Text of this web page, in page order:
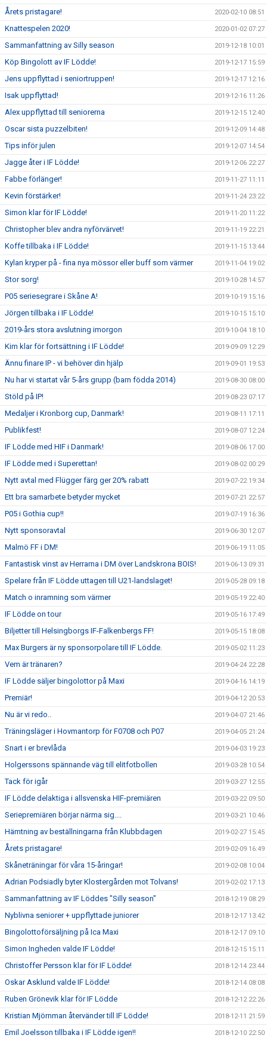
Årets pristagare! 2020-02-10 08:51
Knattespelen 2020! 2020-01-02 07:27
Sammanfattning av Silly season 2019-12-18 10:01
Köp Bingolott av IF Lödde! 2019-12-17 15:59
Jens uppflyttad i seniortruppen! 2019-12-17 12:16
Isak uppflyttad! 2019-12-16 11:26
Alex uppflyttad till seniorerna 2019-12-15 12:40
Oscar sista puzzelbiten! 2019-12-09 14:48
Tips inför julen 2019-12-07 14:54
Jagge åter i IF Lödde! 2019-12-06 22:27
Fabbe förlänger! 2019-11-27 11:11
Kevin förstärker! 2019-11-24 23:22
Simon klar för IF Lödde! 2019-11-20 11:22
Christopher blev andra nyförvärvet! 2019-11-19 22:21
Koffe tillbaka i IF Lödde! 2019-11-15 13:44
Kylan kryper på - fina nya mössor eller buff som värmer 2019-11-04 19:02
Stor sorg! 2019-10-28 14:57
P05 seriesegrare i Skåne A! 2019-10-19 15:16
Jörgen tillbaka i IF Lödde! 2019-10-15 15:10
2019-års stora avslutning imorgon 2019-10-04 18:10
Kim klar för fortsättning i IF Lödde! 2019-09-09 12:29
Ännu finare IP - vi behöver din hjälp 2019-09-01 19:53
Nu har vi startat vår 5-års grupp (barn födda 2014) 2019-08-30 08:00
Stöld på IP! 2019-08-23 07:17
Medaljer i Kronborg cup, Danmark! 2019-08-11 17:11
Publikfest! 2019-08-07 12:24
IF Lödde med HIF i Danmark! 2019-08-06 17:00
IF Lödde med i Superettan! 2019-08-02 00:29
Nytt avtal med Flügger färg ger 20% rabatt 2019-07-22 19:34
Ett bra samarbete betyder mycket 2019-07-21 22:57
P05 i Gothia cup!! 2019-07-19 16:36
Nytt sponsoravtal 2019-06-30 12:07
Malmö FF i DM! 2019-06-19 11:05
Fantastisk vinst av Herrarna i DM över Landskrona BOIS! 2019-06-13 09:31
Spelare från IF Lödde uttagen till U21-landslaget! 2019-05-28 09:18
Match o inramning som värmer 2019-05-19 22:40
IF Lödde on tour 2019-05-16 17:49
Biljetter till Helsingborgs IF-Falkenbergs FF! 2019-05-15 18:08
Max Burgers är ny sponsorpolare till IF Lödde. 2019-05-02 11:23
Vem är tränaren? 2019-04-24 22:28
IF Lödde säljer bingolottor på Maxi 2019-04-16 14:19
Premiär! 2019-04-12 20:53
Nu är vi redo.. 2019-04-07 21:46
Träningsläger i Hovmantorp för F0708 och P07 2019-04-05 21:24
Snart i er brevlåda 2019-04-03 19:23
Holgerssons spännande väg till elitfotbollen 2019-03-28 10:54
Tack för igår 2019-03-27 12:55
IF Lödde delaktiga i allsvenska HIF-premiären 2019-03-22 09:50
Seriepremiären börjar närma sig.... 2019-03-21 10:46
Hämtning av beställningarna från Klubbdagen 2019-02-27 15:45
Årets pristagare! 2019-02-09 16:49
Skåneträningar för våra 15-åringar! 2019-02-08 10:04
Adrian Podsiadly byter Klostergården mot Tolvans! 2019-02-02 17:13
Sammanfattning av IF Löddes "Silly season" 2018-12-19 08:29
Nyblivna seniorer + uppflyttade juniorer 2018-12-17 13:42
Bingolottoförsäljning på Ica Maxi 2018-12-17 09:10
Simon Ingheden valde IF Lödde! 2018-12-15 15:11
Christoffer Persson klar för IF Lödde! 2018-12-14 23:44
Oskar Asklund valde IF Lödde! 2018-12-14 08:08
Ruben Grönevik klar för IF Lödde 2018-12-12 22:26
Kristian Mjörnman återvänder till IF Lödde! 2018-12-11 21:59
Emil Joelsson tillbaka i IF Lödde igen!! 2018-12-10 22:50